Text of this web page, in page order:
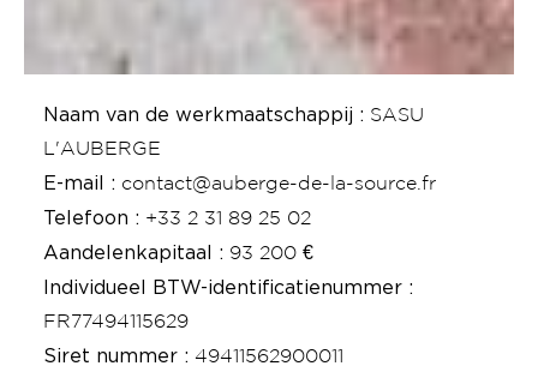
Naam van de werkmaatschappij : SASU
L'AUBERGE
E-mail : contact@auberge-de-la-source.fr
Telefoon : +33 2 31 89 25 02
Aandelenkapitaal : 93 200 €
Individueel BTW-identificatienummer :
FR77494115629
Siret nummer : 49411562900011